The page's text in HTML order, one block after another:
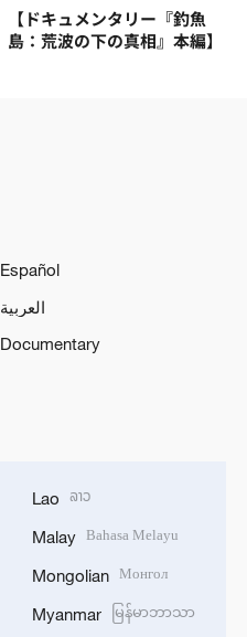
【ドキュメンタリー『釣魚
島：荒波の下の真相』本編】
Español
العربية
Documentary
Lao ລາວ
Malay Bahasa Melayu
Mongolian Монгол
Myanmar မြန်မာဘာသာ